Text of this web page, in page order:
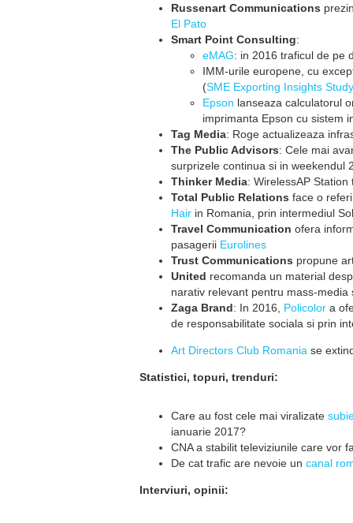
Russenart Communications
El Pato
Smart Point Consulting:
eMAG: in 2016 traficul de pe
IMM-urile europene, cu
(SME Exporting Insights
Epson lanseaza calculatorul
imprimanta Epson cu sistem
Tag Media: Roge actualizeaza
The Public Advisors: Cele mai
surprizele continua si in weekendul
Thinker Media: WirelessAP
Total Public Relations face o
Hair in Romania, prin intermediul
Travel Communication ofera
pasagerii Eurolines
Trust Communications propune
United recomanda un material
narativ relevant pentru mass-media
Zaga Brand: In 2016, Policolor a
de responsabilitate sociala si prin
Art Directors Club Romania se
Statistici, topuri, trenduri:
Care au fost cele mai viralizate
ianuarie 2017?
CNA a stabilit televiziunile care vor
De cat trafic are nevoie un canal
Interviuri, opinii: